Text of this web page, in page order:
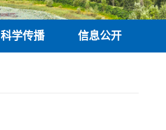
科学传播 信息公开